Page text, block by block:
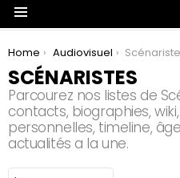
You are here:
Home Audiovisuel
SCÉNARISTES
Parcourez nos listes de
contacts, biographies,
personnelles, timeline,
actualités a la une.